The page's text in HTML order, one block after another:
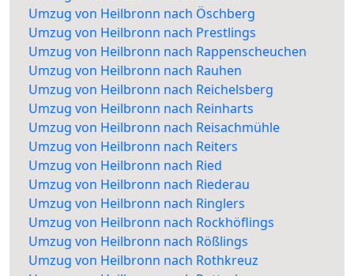
Umzug von Heilbronn nach Öschberg
Umzug von Heilbronn nach Prestlings
Umzug von Heilbronn nach Rappenscheuchen
Umzug von Heilbronn nach Rauhen
Umzug von Heilbronn nach Reichelsberg
Umzug von Heilbronn nach Reinharts
Umzug von Heilbronn nach Reisachmühle
Umzug von Heilbronn nach Reiters
Umzug von Heilbronn nach Ried
Umzug von Heilbronn nach Riederau
Umzug von Heilbronn nach Ringlers
Umzug von Heilbronn nach Rockhöflings
Umzug von Heilbronn nach Rößlings
Umzug von Heilbronn nach Rothkreuz